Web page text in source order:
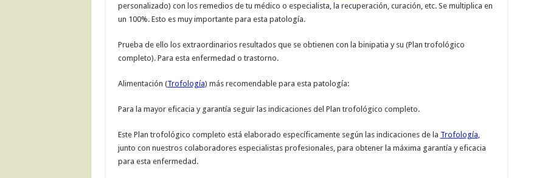
personalizado) con los remedios de tu médico o especialista, la recuperación, curación, etc. Se multiplica en
un 100%. Esto es muy importante para esta patología.
Prueba de ello los extraordinarios resultados que se obtienen con la binipatia y su (Plan trofológico
completo). Para esta enfermedad o trastorno.
Alimentación (Trofología) más recomendable para esta patología:
Para la mayor eficacia y garantía seguir las indicaciones del Plan trofológico completo.
Este Plan trofológico completo está elaborado específicamente según las indicaciones de la Trofología,
junto con nuestros colaboradores especialistas profesionales, para obtener la máxima garantía y eficacia
para esta enfermedad.